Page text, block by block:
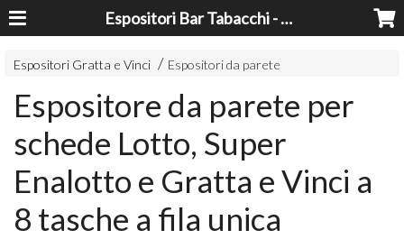
Espositori Bar Tabacchi - Lavorazioni Plexiglass Bari
Espositori Gratta e Vinci Espositori da parete
Espositore da parete per
schede Lotto, Super
Enalotto e Gratta e Vinci a
8 tasche a fila unica